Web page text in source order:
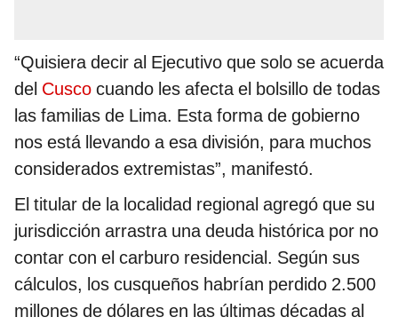
“Quisiera decir al Ejecutivo que solo se acuerda
del Cusco cuando les afecta el bolsillo de todas
las familias de Lima. Esta forma de gobierno
nos está llevando a esa división, para muchos
considerados extremistas”, manifestó.
El titular de la localidad regional agregó que su
jurisdicción arrastra una deuda histórica por no
contar con el carburo residencial. Según sus
cálculos, los cusqueños habrían perdido 2.500
millones de dólares en las últimas décadas al